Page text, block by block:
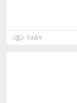
۲۸۵۷